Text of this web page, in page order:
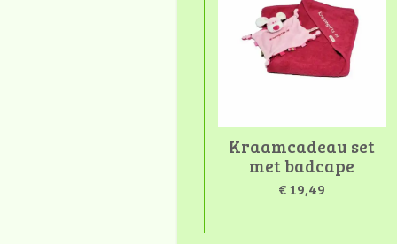
Kraamcadeau set
met badcape
€ 19,49